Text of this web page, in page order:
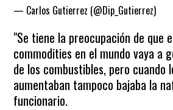
— Carlos Gutierrez (@Dip_Gutierrez)
"Se tiene la preocupación de que
commodities en el mundo vaya a
de los combustibles, pero cuando
aumentaban tampoco bajaba la
funcionario.